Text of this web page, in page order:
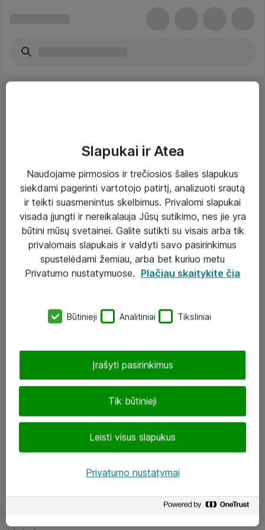
Paslaugos
Sprendimai
Įgyvendinti projektai
Atea ekspertų patarimai verslui
eShop@atea.lt
LinkedIn
Slapukai ir Atea
Naudojame pirmosios ir trečiosios šalies slapukus
siekdami pagerinti vartotojo patirtį, analizuoti srautą
ir teikti suasmenintus skelbimus. Privalomi slapukai
visada įjungti ir nereikalauja Jūsų sutikimo, nes jie yra
būtini mūsų svetainei. Galite sutikti su visais arba tik
privalomais slapukais ir valdyti savo pasirinkimus
spustelėdami žemiau, arba bet kuriuo metu
Privatumo nustatymuose. Plačiau skaitykite čia
Būtinieji Analitiniai Tiksliniai
Tik būtinieji
Leisti visus slapukus
Įrašyti pasirinkimus
Privatumo nustatymai